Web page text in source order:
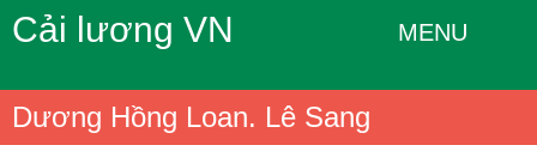
Cải lương VN MENU
Dương Hồng Loan. Lê Sang